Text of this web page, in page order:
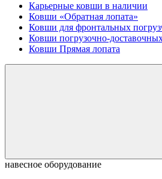
Карьерные ковши в наличии
Ковши «Обратная лопата»
Ковши для фронтальных
Ковши погрузочно-
Ковши Прямая лопата
навесное оборудование